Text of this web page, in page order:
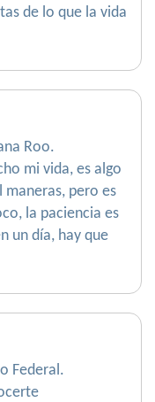
de lo que la vida
Roo.
mi vida, es algo
pero es
la paciencia es
un día, hay que
Federal.